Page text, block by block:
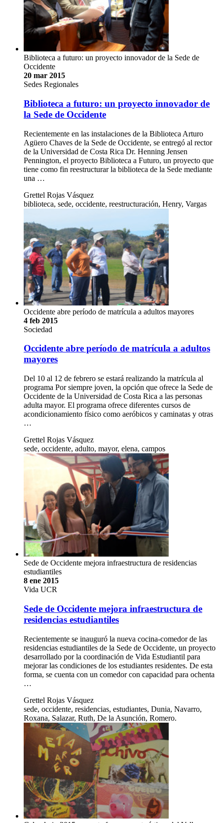
Biblioteca a futuro: un proyecto innovador de la Sede de
Occidente
20 mar 2015
Sedes Regionales
Biblioteca a futuro: un proyecto innovador de
la Sede de Occidente
Recientemente en las instalaciones de la Biblioteca Arturo
Agüero Chaves de la Sede de Occidente, se entregó al rector
de la Universidad de Costa Rica Dr. Henning Jensen
Pennington, el proyecto Biblioteca a Futuro, un proyecto que
tiene como fin reestructurar la biblioteca de la Sede mediante
una …
Grettel Rojas Vásquez
biblioteca, sede, occidente, reestructuración, Henry, Vargas
Occidente abre período de matrícula a adultos mayores
4 feb 2015
Sociedad
Occidente abre período de matrícula a adultos
mayores
Del 10 al 12 de febrero se estará realizando la matrícula al
programa Por siempre joven, la opción que ofrece la Sede de
Occidente de la Universidad de Costa Rica a las personas
adulta mayor. El programa ofrece diferentes cursos de
acondicionamiento físico como aeróbicos y caminatas y otras
…
Grettel Rojas Vásquez
sede, occidente, adulto, mayor, elena, campos
Sede de Occidente mejora infraestructura de residencias
estudiantiles
8 ene 2015
Vida UCR
Sede de Occidente mejora infraestructura de
residencias estudiantiles
Recientemente se inauguró la nueva cocina-comedor de las
residencias estudiantiles de la Sede de Occidente, un proyecto
desarrollado por la coordinación de Vida Estudiantil para
mejorar las condiciones de los estudiantes residentes. De esta
forma, se cuenta con un comedor con capacidad para ochenta
…
Grettel Rojas Vásquez
sede, occidente, residencias, estudiantes, Dunia, Navarro,
Roxana, Salazar, Ruth, De la Asunción, Romero.